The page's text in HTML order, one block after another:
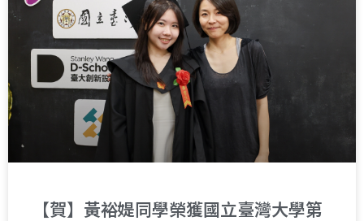
【賀】黃裕媞同學榮獲國立臺灣大學第